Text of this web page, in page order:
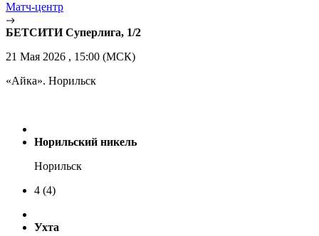
Матч-центр
БЕТСИТИ Суперлига, 1/2
21 Мая 2026 , 15:00 (МСК)
«Айка». Норильск
Норильский никель
Норильск
4 (4)
Ухта